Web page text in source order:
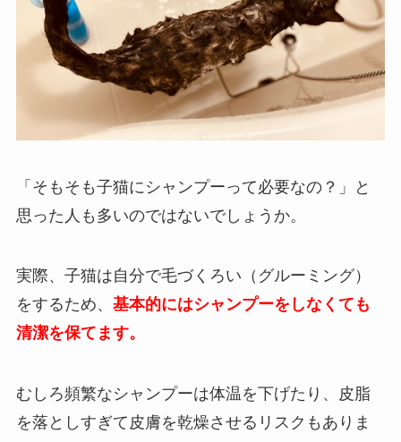
「そもそも子猫にシャンプーって必要なの？」と
思った人も多いのではないでしょうか。
実際、子猫は自分で毛づくろい（グルーミング）
をするため、 基本的にはシャンプーをしなくても
清潔を保てます。
むしろ頻繁なシャンプーは体温を下げたり、皮脂
を落としすぎて皮膚を乾燥させるリスクもありま